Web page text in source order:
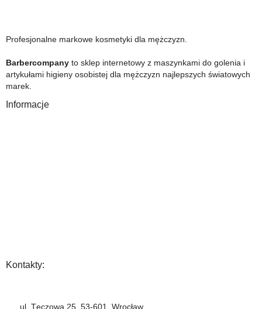
Profesjonalne markowe kosmetyki dla mężczyzn.
Barbercompany to sklep internetowy z maszynkami do golenia i
artykułami higieny osobistej dla mężczyzn najlepszych światowych
marek.
Informacje
Kontakty:
ul. Tęczowa 25, 53-601, Wrocław